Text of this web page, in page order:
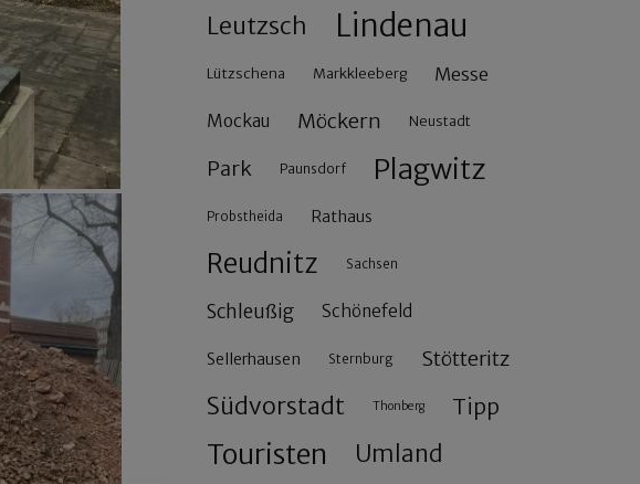
Leutzsch Lindenau
Lützschena Markkleeberg Messe
Mockau Möckern Neustadt
Park Paunsdorf Plagwitz
Probstheida Rathaus
Reudnitz Sachsen
Schleußig Schönefeld
Sellerhausen Sternburg Stötteritz
Südvorstadt Thonberg Tipp
Touristen Umland